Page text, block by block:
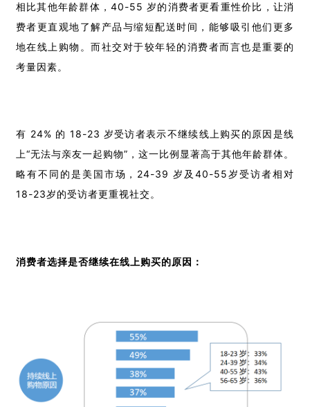
相比其他年龄群体，40-55 岁的消费者更看重性价比，让消
费者更直观地了解产品与缩短配送时间，能够吸引他们更多
地在线上购物。而社交对于较年轻的消费者而言也是重要的
考量因素。
有 24% 的 18-23 岁受访者表示不继续线上购买的原因是线
上“无法与亲友一起购物”，这一比例显著高于其他年龄群体。
略有不同的是美国市场，24-39 岁及40-55岁受访者相对
18-23岁的受访者更重视社交。
消费者选择是否继续在线上购买的原因：